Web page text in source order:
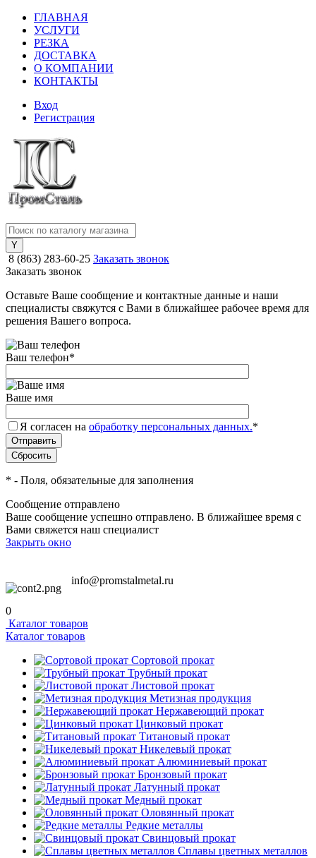
ГЛАВНАЯ
УСЛУГИ
РЕЗКА
ДОСТАВКА
О КОМПАНИИ
КОНТАКТЫ
Вход
Регистрация
8 (863) 283-60-25 Заказать звонок
Заказать звонок
Оставьте Ваше сообщение и контактные данные и наши
специалисты свяжутся с Вами в ближайшее рабочее время для
решения Вашего вопроса.
Ваш телефон*
Ваше имя
Я согласен на обработку персональных данных.*
* - Поля, обязательные для заполнения
Сообщение отправлено
Ваше сообщение успешно отправлено. В ближайшее время с
Вами свяжется наш специалист
Закрыть окно
info@promstalmetal.ru
0
Каталог товаров
Каталог товаров
Сортовой прокат
Трубный прокат
Листовой прокат
Метизная продукция
Нержавеющий прокат
Цинковый прокат
Титановый прокат
Никелевый прокат
Алюминиевый прокат
Бронзовый прокат
Латунный прокат
Медный прокат
Оловянный прокат
Редкие металлы
Свинцовый прокат
Сплавы цветных металлов